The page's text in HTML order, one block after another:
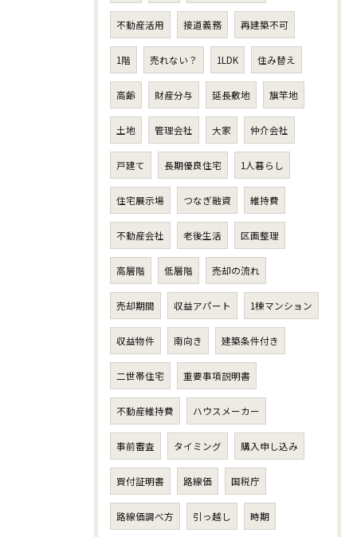
不動産活用 接道義務 再建築不可
1階 売れない？ 1LDK 住み替え
高齢 財産分与 延長敷地 旗竿地
土地 管理会社 大家 仲介会社
戸建て 長期優良住宅 1人暮らし
住宅展示場 つなぎ融資 維持費
不動産会社 老後生活 区画整理
高層階 低層階 売却の流れ
売却期間 収益アパート 1棟マンション
収益物件 南向き 建築条件付き
二世帯住宅 重要事項説明書
不動産維持費 ハウスメーカー
事前審査 タイミング 購入申し込み
買付証明書 路線価 国税庁
路線価調べ方 引っ越し 時期